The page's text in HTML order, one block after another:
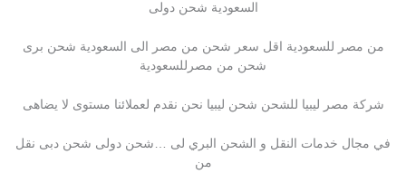
السعودية شحن دولى
من مصر للسعودية اقل سعر شحن من مصر الى السعودية شحن برى
شحن من مصرللسعودية
شركة مصر ليبيا للشحن شحن ليبيا نحن نقدم لعملائنا مستوى لا يضاهى
في مجال خدمات النقل و الشحن البري لى …شحن دولى شحن دبى نقل
من